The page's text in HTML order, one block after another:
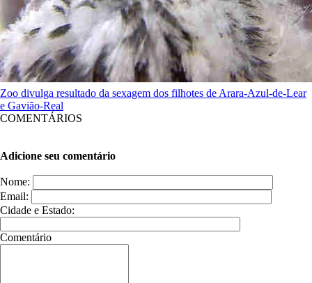
Zoo divulga resultado da sexagem dos filhotes de Arara-Azul-de-Lear
e Gavião-Real
COMENTÁRIOS
Adicione seu comentário
Nome:
Email:
Cidade e Estado:
Comentário